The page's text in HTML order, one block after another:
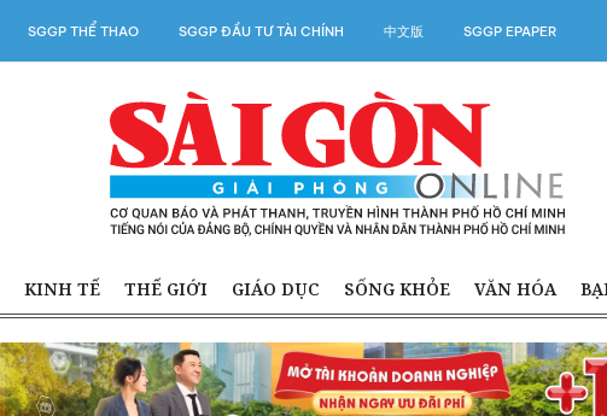
SGGP THỂ THAO SGGP ĐẦU TƯ TÀI CHÍNH 中文版 SGGP EPAPER
KINH TẾ THẾ GIỚI GIÁO DỤC SỐNG KHỎE VĂN HÓA